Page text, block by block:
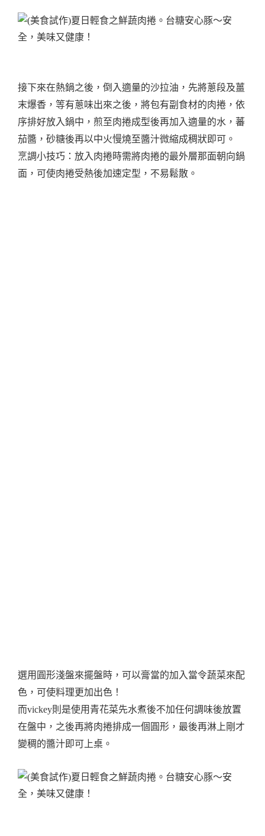
接下來在熱鍋之後，倒入適量的沙拉油，先將蔥段及薑
末爆香，等有蔥味出來之後，將包有副食材的肉捲，依
序排好放入鍋中，煎至肉捲成型後再加入適量的水，蕃
茄醬，砂糖後再以中火慢燒至醬汁微縮成稠狀即可。
烹調小技巧：放入肉捲時需將肉捲的最外層那面朝向鍋
面，可使肉捲受熱後加速定型，不易鬆散。
選用圓形淺盤來擺盤時，可以膏當的加入當令蔬菜來配
色，可使料理更加出色！
而vickey則是使用青花菜先水煮後不加任何調味後放置
在盤中，之後再將肉捲排成一個圓形，最後再淋上剛才
變稠的醬汁即可上桌。